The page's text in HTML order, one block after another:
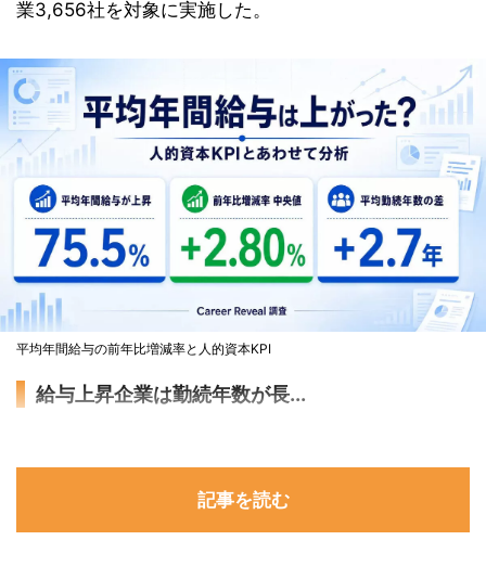
業3,656社を対象に実施した。
平均年間給与の前年比増減率と人的資本KPI
給与上昇企業は勤続年数が長...
記事を読む